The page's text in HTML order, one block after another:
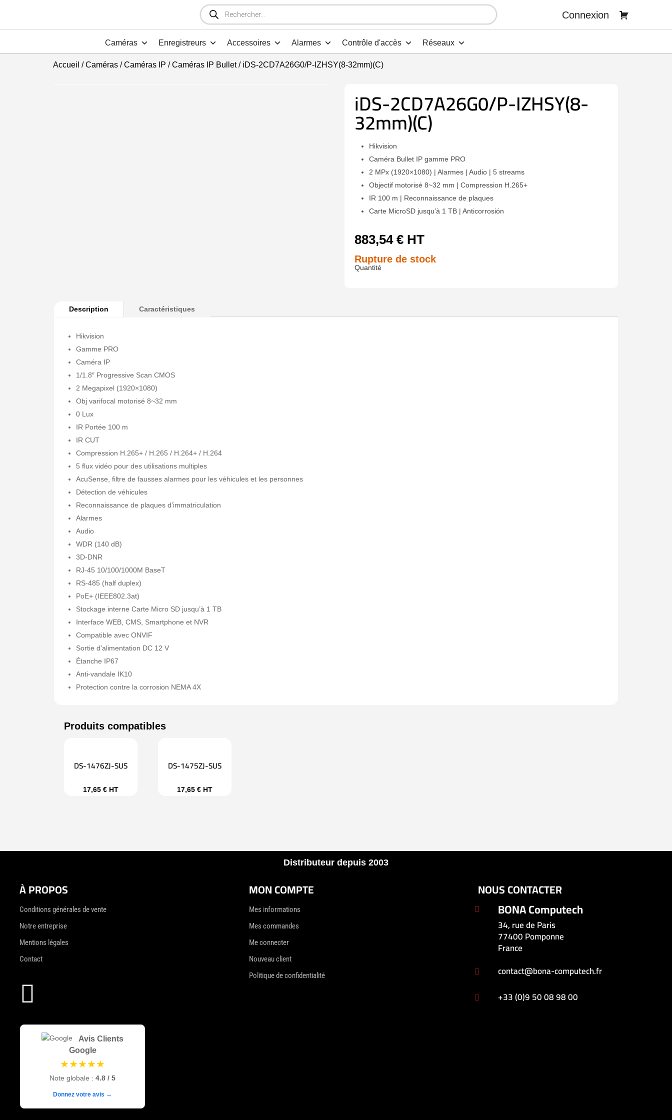
Recherche
de
produits
Connexion
Caméras Enregistreurs Accessoires Alarmes Contrôle d'accès Réseaux
Accueil /Caméras/Caméras IP /Caméras IP Bullet/ iDS-2CD7A26G0/P-IZHSY(8-32mm)(C)
iDS-2CD7A26G0/P-IZHSY(8-
32mm)(C)
Hikvision
Caméra Bullet IP gamme PRO
2 MPx (1920×1080) | Alarmes | Audio | 5 streams
Objectif motorisé 8~32 mm | Compression H.265+
IR 100 m | Reconnaissance de plaques
Carte MicroSD jusqu’à 1 TB | Anticorrosión
883,54 € HT
Rupture de stock
Description Caractéristiques
Hikvision
Gamme PRO
Caméra IP
1/1.8″ Progressive Scan CMOS
2 Megapixel (1920×1080)
Obj varifocal motorisé 8~32 mm
0 Lux
IR Portée 100 m
IR CUT
Compression H.265+ / H.265 / H.264+ / H.264
5 flux vidéo pour des utilisations multiples
AcuSense, filtre de fausses alarmes pour les véhicules et les personnes
Détection de véhicules
Reconnaissance de plaques d’immatriculation
Alarmes
Audio
WDR (140 dB)
3D-DNR
RJ-45 10/100/1000M BaseT
RS-485 (half duplex)
PoE+ (IEEE802.3at)
Stockage interne Carte Micro SD jusqu’à 1 TB
Interface WEB, CMS, Smartphone et NVR
Compatible avec ONVIF
Sortie d’alimentation DC 12 V
Étanche IP67
Anti-vandale IK10
Protection contre la corrosion NEMA 4X
DS-1476ZJ-SUS
17,65 € HT
DS-1475ZJ-SUS
17,65 € HT
Distributeur depuis 2003
À PROPOS
Conditions générales de vente
Notre entreprise
Mentions légales
Contact

Avis Clients
Google
★★★★★
Note globale : 4.8 / 5
Donnez votre avis →
MON COMPTE
Mes informations
Mes commandes
Me connecter
Nouveau client
Politique de confidentialité
NOUS CONTACTER
 BONA Computech
34, rue de Paris
77400 Pomponne
France
 contact@bona-computech.fr
 +33 (0)9 50 08 98 00